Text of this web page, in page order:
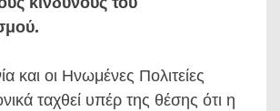
και οι Ηνωμένες Πολιτείες
ταχθεί υπέρ της θέσης ότι η